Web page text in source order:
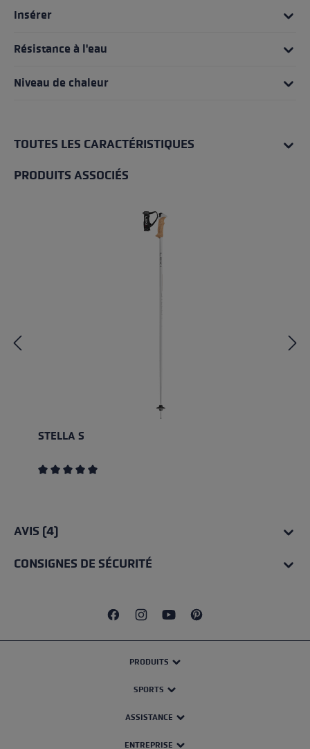
Insérer
Résistance à l'eau
Niveau de chaleur
TOUTES LES CARACTÉRISTIQUES
PRODUITS ASSOCIÉS
STELLA S
AVIS (4)
CONSIGNES DE SÉCURITÉ
PRODUITS
SPORTS
ASSISTANCE
ENTREPRISE